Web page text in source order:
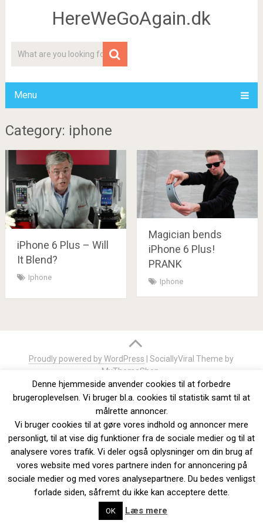
HereWeGoAgain.dk
Menu
Category: iphone
iPhone 6 Plus – Will
It Blend?
Iphone
Magician bends
iPhone 6 Plus!
PRANK
Iphone
Proudly powered by WordPress |SociallyViral Theme by
MyThemeShop
Cookie politik
Privacy Policy
Denne hjemmeside anvender cookies til at forbedre
brugeroplevelsen. Vi bruger bl.a. cookies til statistik samt til at
målrette annoncer.
Vi bruger cookies til at gøre vores indhold og annoncer mere
personligt, til at vise dig funktioner fra de sociale medier og til at
analysere vores trafik. Vi deler også oplysninger om din brug af
vores website med vores partnere inden for annoncering på
sociale medier og med vores analysepartnere. Du bedes venligst
forlade siden, såfremt du ikke kan acceptere dette.
OK Læs mere
Copyright HereWeGoAgain.dk. Alle rettigheder forbeholdes. En
service leveret af NetForia, CVR 34371733 - Cookie politik